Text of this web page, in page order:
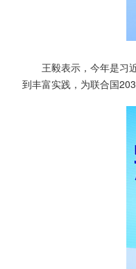
王毅表示，今年是习
到丰富实践，为联合国